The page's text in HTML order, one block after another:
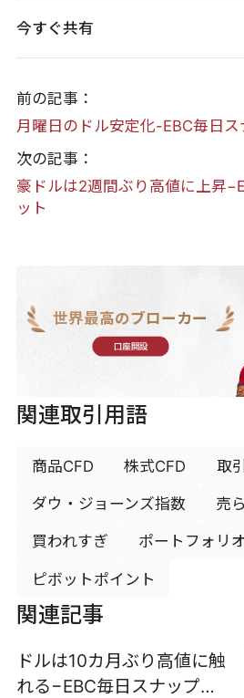
今すぐ共有
前の記事：
月曜日のドル安定化-EBC毎日ス
次の記事：
豪ドルは2週間ぶり高値に上昇
ット
世界最高のブローカー
口座開設
関連取引用語
商品CFD 株式CFD 取
ダウ・ジョーンズ指数 売
買われすぎ ポートフォリオ
ピボットポイント
関連記事
ドルは10カ月ぶり高値に触
れる−EBC毎日スナップシ